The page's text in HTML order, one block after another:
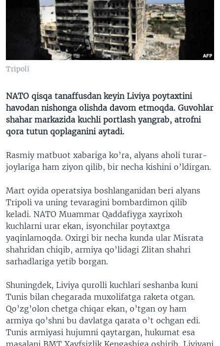
XABARLAR SURATLARDA
ODNOKLASSNIKI
TELEGRAM
TWITTER
SOUNDCLOUD
VOA
Tripoli
NATO qisqa tanaffusdan keyin Liviya poytaxtini
havodan nishonga olishda davom etmoqda. Guvohlar
shahar markazida kuchli portlash yangrab, atrofni
qora tutun qoplaganini aytadi.
Rasmiy matbuot xabariga ko’ra, alyans aholi turar-
joylariga ham ziyon qilib, bir necha kishini o’ldirgan.
Mart oyida operatsiya boshlanganidan beri alyans
Tripoli va uning tevaragini bombardimon qilib
keladi. NATO Muammar Qaddafiyga xayrixoh
kuchlarni urar ekan, isyonchilar poytaxtga
yaqinlamoqda. Oxirgi bir necha kunda ular Misrata
shahridan chiqib, armiya qo’lidagi Zlitan shahri
sarhadlariga yetib borgan.
Shuningdek, Liviya qurolli kuchlari seshanba kuni
Tunis bilan chegarada muxolifatga raketa otgan.
Qo’zg’olon chetga chiqar ekan, o’tgan oy ham
armiya qo’shni bu davlatga qarata o’t ochgan edi.
Tunis armiyasi hujumni qaytargan, hukumat esa
masalani BMT Xavfsizlik Kengashiga oshirib, Liviyani